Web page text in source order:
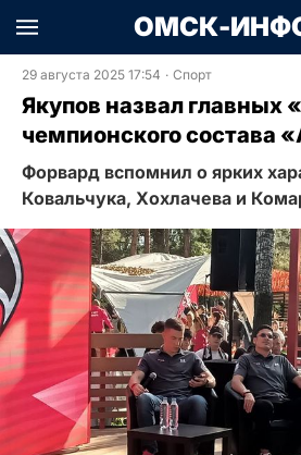
ОМСК-
29 августа 2025 17:54 · Спорт
Якупов назвал главных
чемпионского состава
Форвард вспомнил о ярких
Ковальчука, Хохлачева и